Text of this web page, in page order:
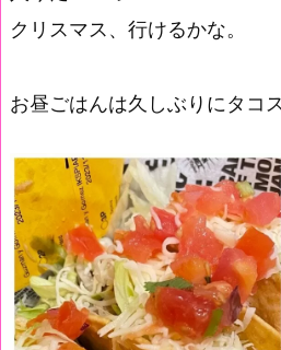
クリスマス、行けるかな。
お昼ごはんは久しぶりにタコ